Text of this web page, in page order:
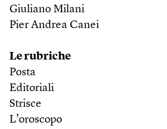
Giuliano Milani
Pier Andrea Canei
Le rubriche
Posta
Editoriali
Strisce
L’oroscopo